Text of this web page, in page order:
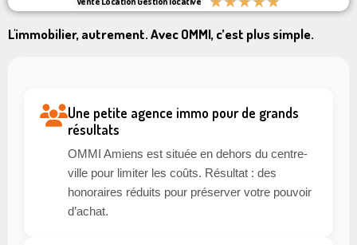
L'immobilier, autrement. Avec OMMI, c’est plus simple.
Une petite agence immo pour de grands
résultats
OMMI Amiens est située en dehors du centre-
ville pour limiter les coûts. Résultat : des
honoraires réduits pour préserver votre pouvoir
d’achat.